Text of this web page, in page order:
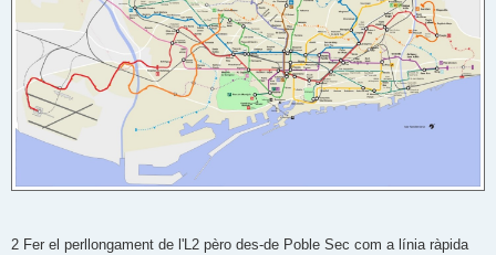
2 Fer el perllongament de l'L2 pèro des-de Poble Sec com a línia ràpida